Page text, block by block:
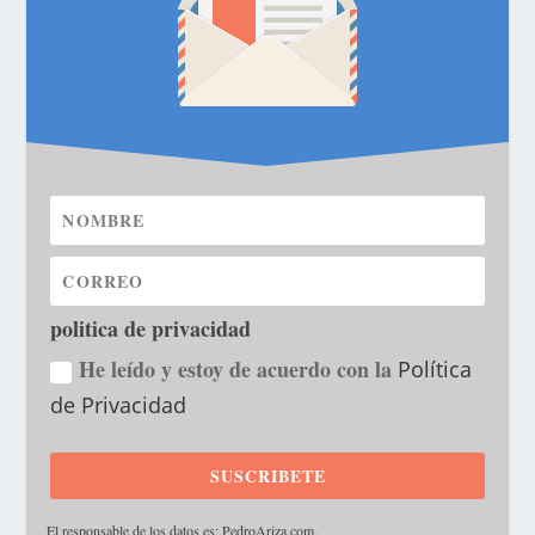
politica de privacidad
He leído y estoy de acuerdo con la Política
de Privacidad
SUSCRIBETE
El responsable de los datos es: PedroAriza.com.